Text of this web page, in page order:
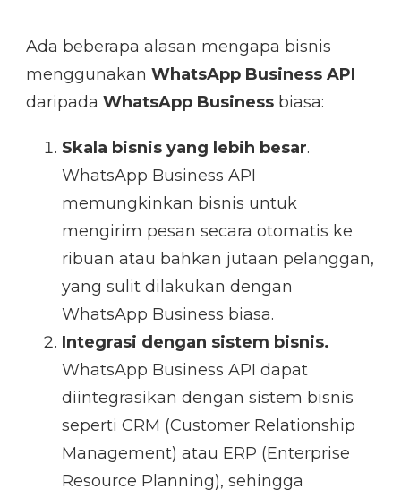
Ada beberapa alasan mengapa bisnis
menggunakan WhatsApp Business API
daripada WhatsApp Business biasa:
Skala bisnis yang lebih besar.
WhatsApp Business API
memungkinkan bisnis untuk
mengirim pesan secara otomatis ke
ribuan atau bahkan jutaan pelanggan,
yang sulit dilakukan dengan
WhatsApp Business biasa.
Integrasi dengan sistem bisnis.
WhatsApp Business API dapat
diintegrasikan dengan sistem bisnis
seperti CRM (Customer Relationship
Management) atau ERP (Enterprise
Resource Planning), sehingga